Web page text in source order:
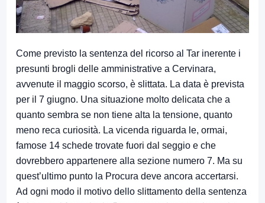
Come previsto la sentenza del ricorso al Tar inerente i
presunti brogli delle amministrative a Cervinara,
avvenute il maggio scorso, è slittata. La data è prevista
per il 7 giugno. Una situazione molto delicata che a
quanto sembra se non tiene alta la tensione, quanto
meno reca curiosità. La vicenda riguarda le, ormai,
famose 14 schede trovate fuori dal seggio e che
dovrebbero appartenere alla sezione numero 7. Ma su
quest’ultimo punto la Procura deve ancora accertarsi.
Ad ogni modo il motivo dello slittamento della sentenza